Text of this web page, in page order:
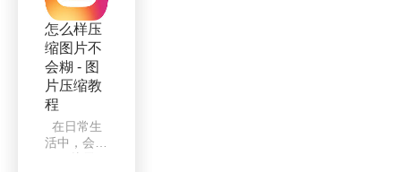
了，不知道
大家有没有
听说过易压
缩，这是一
款很好
发送的一种
文件，不知
道大家有没
有试过发送
图片时，因
为图片大小
而发送不出
去呢，原来
很多平台发
怎么样压
缩图片不
会糊 - 图
片压缩教
程
在日常生
活中，会出